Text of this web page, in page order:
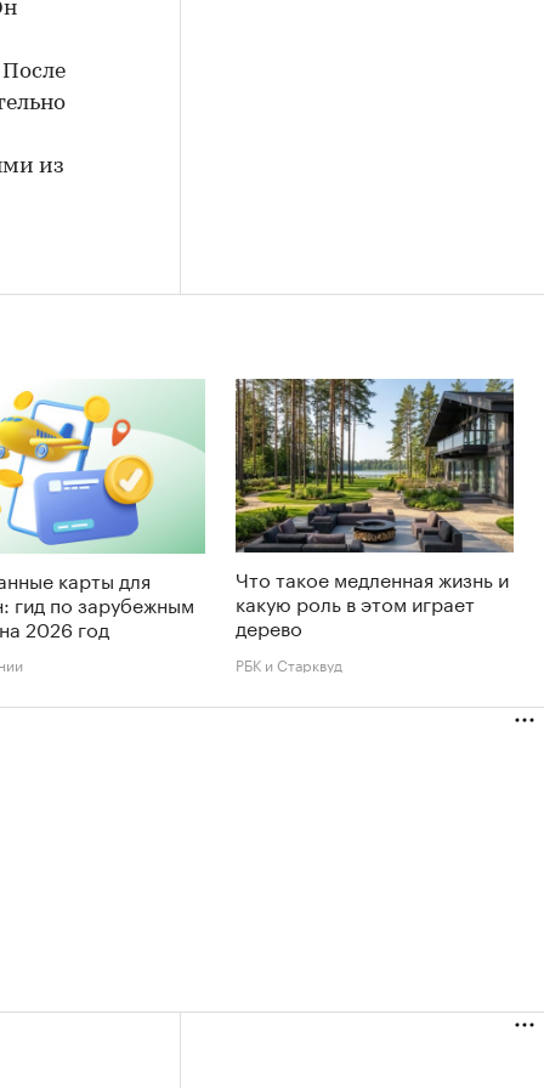
из
карты для
гид по зарубежным
2026 год
Что такое медленная жизнь и
какую роль в этом играет
дерево
РБК и Старквуд